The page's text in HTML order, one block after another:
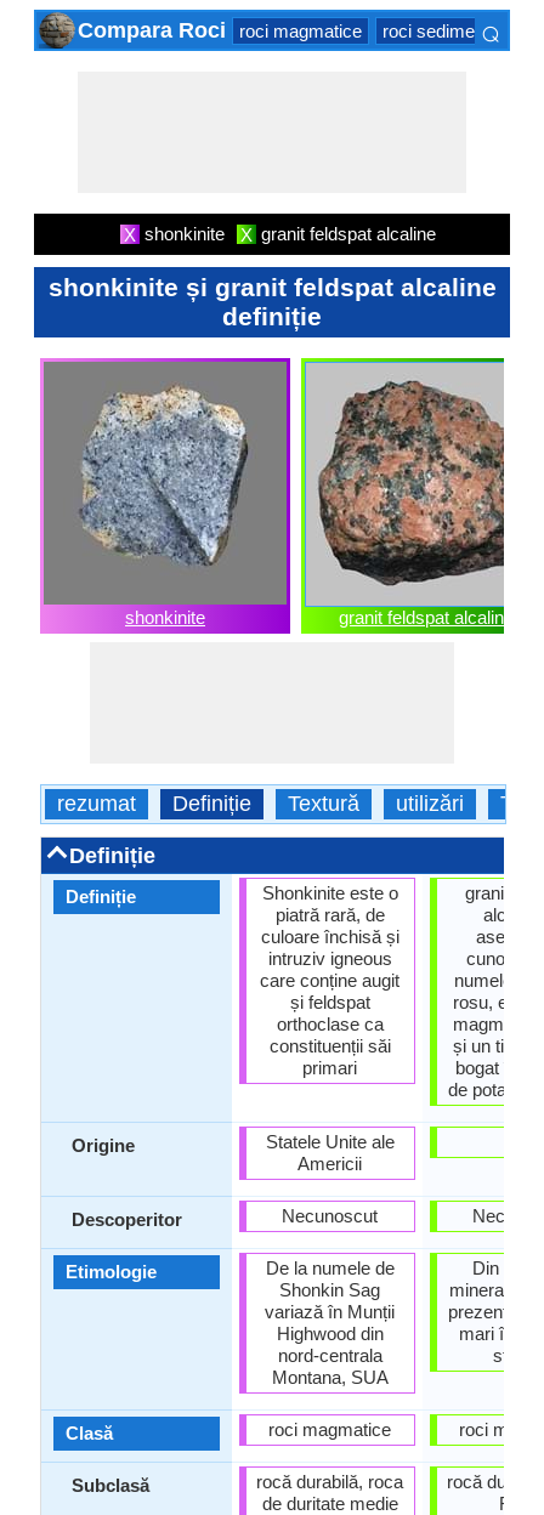
Compara Roci roci magmatice roci sedimentare
⌕
X shonkinite X granit feldspat alcaline
shonkinite și granit feldspat alcaline
definiție
shonkinite granit feldspat alcaline
rezumat Definiție Textură utilizări
Definiție
Definiție
Origine
Descoperitor
Etimologie
Clasă
Subclasă
Shonkinite este o
piatră rară, de
culoare închisă și
intruziv igneous
care conține augit
și feldspat
orthoclase ca
constituenții săi
primari
Statele Unite ale
Americii
Necunoscut
De la numele de
Shonkin Sag
variază în Munții
Highwood din
nord-centrala
Montana, SUA
roci magmatice
rocă durabilă, roca
de duritate medie
granit
alcalii,
cunoscut
numele de
rosu, este
și un tip de
bogat în
de potasiu
Din
mineral,
prezent în
mari în
roci
rocă
Rock